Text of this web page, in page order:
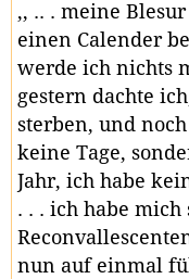
,, .. . meine
einen Calender
werde ich nichts
gestern dachte
sterben, und
keine Tage,
Jahr, ich habe
. . . ich habe
nun auf einmal